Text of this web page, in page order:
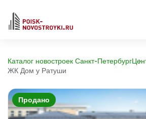
Каталог новостроек Санкт-Петербург
ЖК Дом у Ратуши
Продано